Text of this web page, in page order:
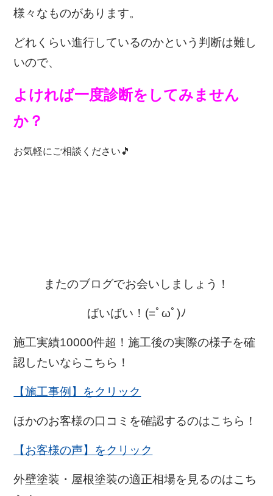
様々なものがあります。
どれくらい進行しているのかという判断は難し
いので、
よければ一度診断をしてみません
か？
お気軽にご相談ください🎵
またのブログでお会いしましょう！
ばいばい！(=ﾟωﾟ)ﾉ
施工実績10000件超！施工後の実際の様子を確
認したいならこちら！
【施工事例】をクリック
ほかのお客様の口コミを確認するのはこちら！
【お客様の声】をクリック
外壁塗装・屋根塗装の適正相場を見るのはこち